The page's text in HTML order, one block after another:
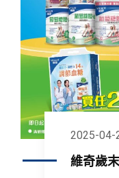
2025-04-
維奇歲